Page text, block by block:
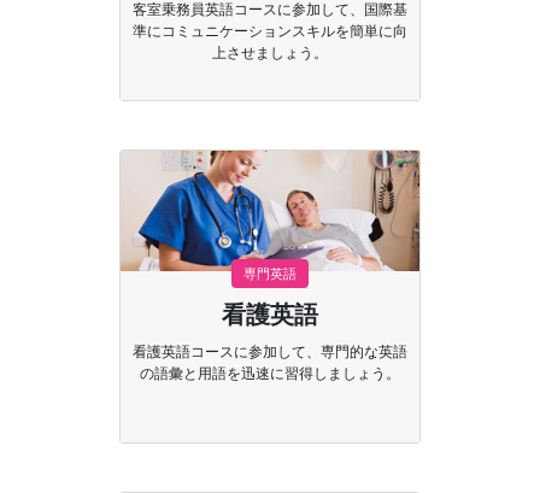
客室乗務員英語コースに参加して、国際基
準にコミュニケーションスキルを簡単に向
上させましょう。
専門英語
看護英語
看護英語コースに参加して、専門的な英語
の語彙と用語を迅速に習得しましょう。